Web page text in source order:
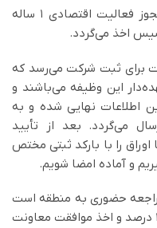
مرحله بعد از تأیید نام مرحله اخذ مجوز فعالیت اقتصادی ۱ ساله
اخذ می‌گردد.
برای ثبت شرکت می‌رسد که
این وظیفه می‌باشند و
اطلاعات نهایی شده و به
می‌گردد. بعد از تأیید
را با بارکد ثبتی مختص
و آماده امضا شویم.
حضوری به منطقه است
برای افتتاح حساب برای بلوکه کردنِ ۳۵ درصد و اخذ موافقت معاونت